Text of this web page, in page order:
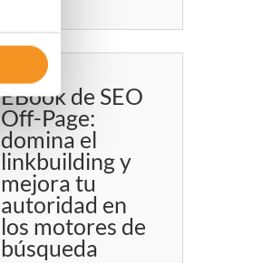
EBook de SEO
Off-Page:
domina el
linkbuilding y
mejora tu
autoridad en
los motores de
búsqueda